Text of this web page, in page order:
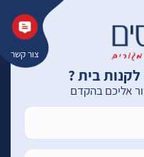
צור קשר
בית ?
אליכם בהקדם